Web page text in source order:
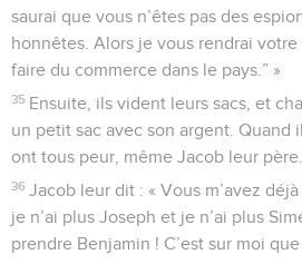
saurai que vous n’êtes pas des
honnêtes. Alors je vous rendrai
faire du commerce dans le pays.” »
35 Ensuite, ils vident leurs sacs, et
un petit sac avec son argent. Quand
ont tous peur, même Jacob leur père.
36 Jacob leur dit : « Vous m’avez
je n’ai plus Joseph et je n’ai plus
prendre Benjamin ! C’est sur moi